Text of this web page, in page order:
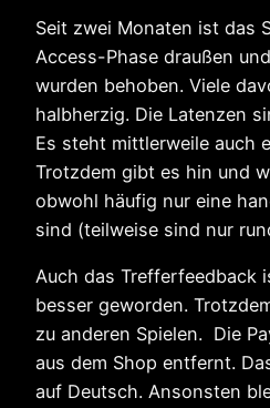
Seit zwei Monaten ist das
Access-Phase draußen
wurden behoben. Viele
halbherzig. Die Latenzen
Es steht mittlerweile auch
Trotzdem gibt es hin und
obwohl häufig nur eine
sind (teilweise sind nur
Auch das Trefferfeedback
besser geworden.
zu anderen Spielen. Die
aus dem Shop entfernt.
auf Deutsch. Ansonsten